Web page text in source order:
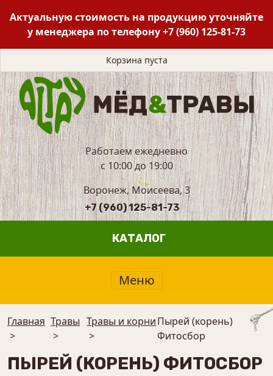
Актуальную стоимость на продукцию уточняйте
у менеджера по телефону+7 (960) 125-81-73
Корзина пуста
Работаем ежедневно
с 10:00 до 19:00
Воронеж, Моисеева, 3
+7 (960) 125-81-73
КАТАЛОГ
Меню
Главная
>
Травы
>
Травы и корни
>
Пырей (корень)
Фитосбор
ПЫРЕЙ (КОРЕНЬ) ФИТОСБОР